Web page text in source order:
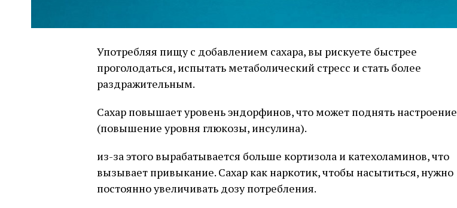
Употребляя пищу с добавлением сахара, вы рискуете быстрее
проголодаться, испытать метаболический стресс и стать более
раздражительным.
Сахар повышает уровень эндорфинов, что может поднять настроение
(повышение уровня глюкозы, инсулина).
из-за этого вырабатывается больше кортизола и катехоламинов, что
вызывает привыкание. Сахар как наркотик, чтобы насытиться, нужно
постоянно увеличивать дозу потребления.